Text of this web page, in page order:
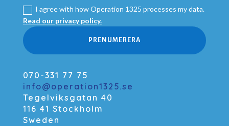
I agree with how Operation 1325 processes my data.
Read our privacy policy.
PRENUMERERA
070-331 77 75
info@operation1325.se
Tegelviksgatan 40
116 41 Stockholm
Sweden